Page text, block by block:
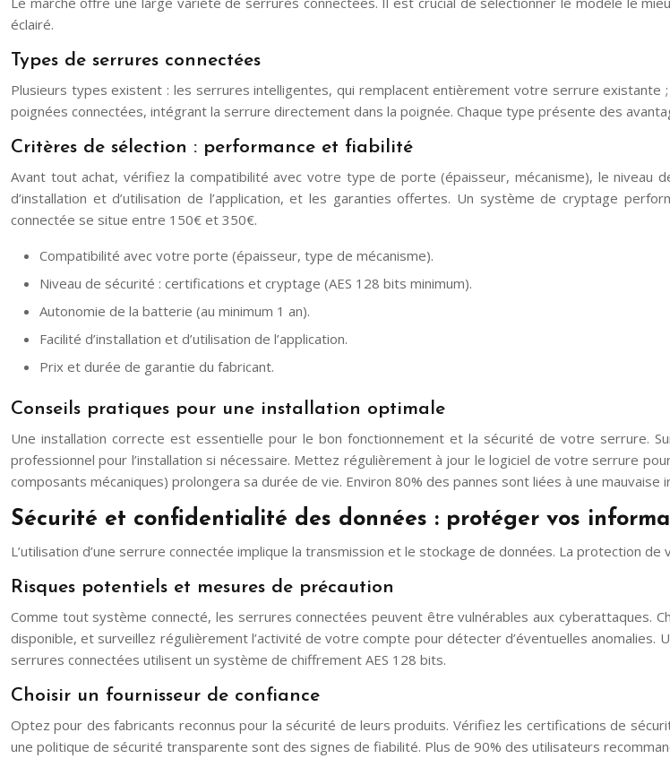
éclairé.
Types de serrures connectées
Plusieurs types existent : les serrures intelligentes, qui remplacent entièrement votre serrure existante
poignées connectées, intégrant la serrure directement dans la poignée. Chaque type présente des
Critères de sélection : performance et fiabilité
Avant tout achat, vérifiez la compatibilité avec votre type de porte (épaisseur, mécanisme), le niveau
d’installation et d’utilisation de l’application, et les garanties offertes. Un système de cryptage
connectée se situe entre 150€ et 350€.
Compatibilité avec votre porte (épaisseur, type de mécanisme).
Niveau de sécurité : certifications et cryptage (AES 128 bits minimum).
Autonomie de la batterie (au minimum 1 an).
Facilité d’installation et d’utilisation de l’application.
Prix et durée de garantie du fabricant.
Conseils pratiques pour une installation optimale
Une installation correcte est essentielle pour le bon fonctionnement et la sécurité de votre serrure.
professionnel pour l’installation si nécessaire. Mettez régulièrement à jour le logiciel de votre serrure
composants mécaniques) prolongera sa durée de vie. Environ 80% des pannes sont liées à une mauvaise
Sécurité et confidentialité des données : protéger vos
L’utilisation d’une serrure connectée implique la transmission et le stockage de données. La protection
Risques potentiels et mesures de précaution
Comme tout système connecté, les serrures connectées peuvent être vulnérables aux cyberattaques.
disponible, et surveillez régulièrement l’activité de votre compte pour détecter d’éventuelles
serrures connectées utilisent un système de chiffrement AES 128 bits.
Choisir un fournisseur de confiance
Optez pour des fabricants reconnus pour la sécurité de leurs produits. Vérifiez les certifications de
une politique de sécurité transparente sont des signes de fiabilité. Plus de 90% des utilisateurs